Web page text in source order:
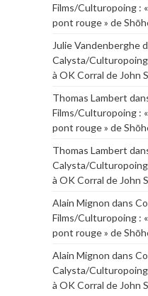
Films/Culturopoing :
pont rouge » de
Julie Vandenberghe
Calysta/
à OK Corral de John
Thomas Lambert
Films/Culturopoing :
pont rouge » de
Thomas Lambert
Calysta/
à OK Corral de John
Alain Mignon dans
Films/Culturopoing :
pont rouge » de
Alain Mignon dans
Calysta/
à OK Corral de John